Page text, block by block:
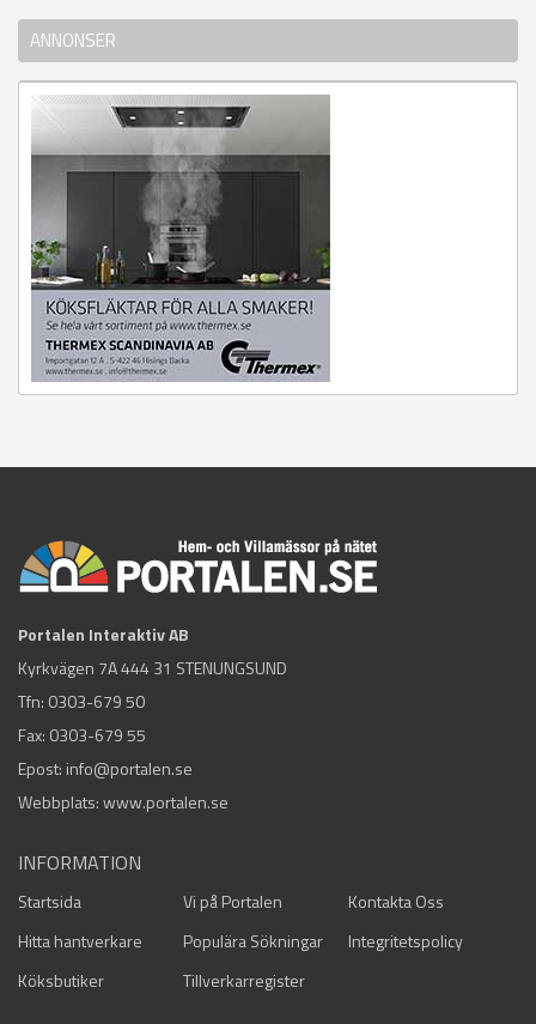
ANNONSER
Portalen Interaktiv AB
Kyrkvägen 7A 444 31 STENUNGSUND
Tfn: 0303-679 50
Fax: 0303-679 55
Epost: info@portalen.se
Webbplats: www.portalen.se
INFORMATION
Startsida Vi på Portalen
Kontakta Oss
Hitta hantverkare
Populära Sökningar
Integritetspolicy
Köksbutiker
Tillverkarregister